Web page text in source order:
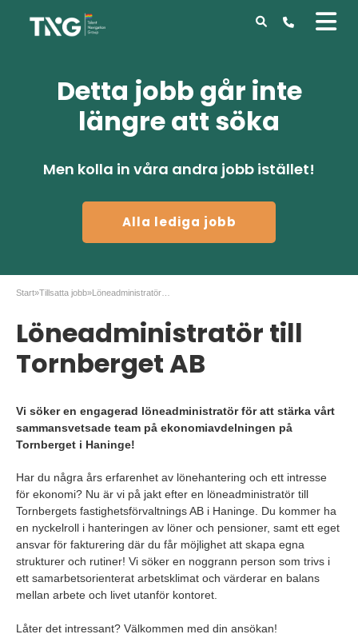
Detta jobb går inte
längre att söka
Men kolla in våra andra jobb istället!
Alla lediga jobb
Start»Tillsatta jobb»
Löneadministratör till
Tornberget AB
Vi söker en engagerad löneadministratör för att stärka vårt
sammansvetsade team på ekonomiavdelningen på
Tornberget i Haninge!
Har du några års erfarenhet av lönehantering och ett intresse
för ekonomi? Nu är vi på jakt efter en löneadministratör till
Tornbergets fastighetsförvaltnings AB i Haninge. Du kommer ha
en nyckelroll i hanteringen av löner och pensioner, samt ett eget
ansvar för fakturering där du får möjlighet att skapa egna
strukturer och rutiner! Vi söker en noggrann person som trivs i
ett samarbetsorienterat arbetsklimat och värderar en balans
mellan arbete och livet utanför kontoret.
Låter det intressant? Välkommen med din ansökan!